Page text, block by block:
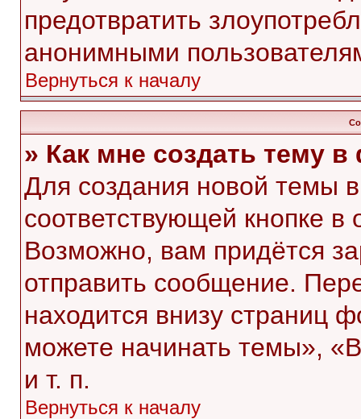
предотвратить
анонимными
Вернуться к началу
» Как мне создать тему
Для создания новой темы
соответствующей кнопке
Возможно, вам придётся
отправить сообщение.
находится внизу
можете начинать темы»,
и т. п.
Вернуться к началу